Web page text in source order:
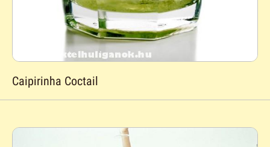
Caipirinha Coctail